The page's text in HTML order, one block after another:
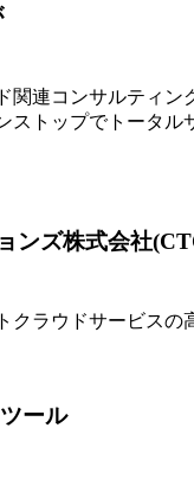
関連コンサルティ
ストップでトータ
ンズ株式会社
クラウドサービス
ール